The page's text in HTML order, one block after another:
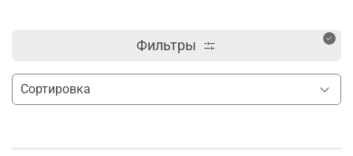
Фильтры